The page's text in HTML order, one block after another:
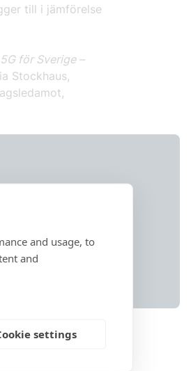
till i jämförelse
5G för Sverige –
Stockhaus,
and usage, to
and
settings